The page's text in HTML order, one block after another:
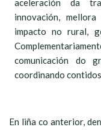
aceleración da
innovación,
impacto no rural,
comunicación do
coordinando
En liña co anterior,